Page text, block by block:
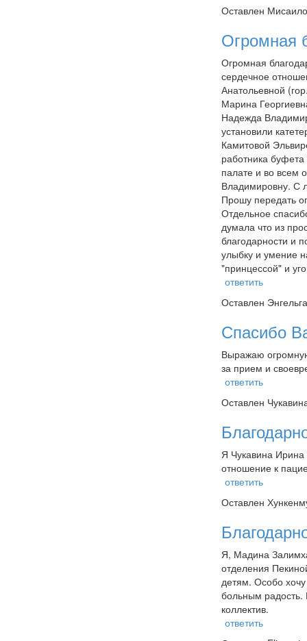
Оставлен
Огромная
Огромная
сердечное
Анатольевной
Марина
Надежда
установили
Камитовой
работника
палате и во всем
Владимировну. С
Прошу передать
Отдельное
думала что из
благодарности и
улыбку и умение
"принцессой" и
ответить
Оставлен
Спасибо
Выражаю
за прием и
ответить
Оставлен
Я Чукавина
отношение к
ответить
Оставлен
Я, Мадина
отделения
детям. Особо
больным
коллектив.
ответить